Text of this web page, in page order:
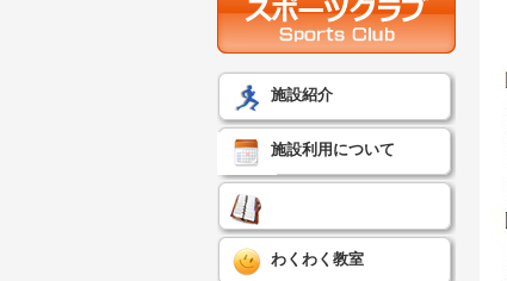
施設紹介
施設利用について
わくわく教室